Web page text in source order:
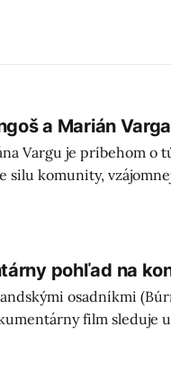
a Marián Varga
Vargu je príbehom o
silu komunity,
odraz morálnej
pohľad na
osadníkmi
film sleduje
konfliktov pre